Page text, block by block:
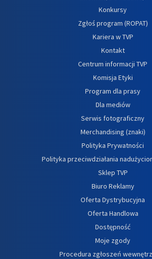
Konkursy
Zgłoś program (ROPAT)
Kariera w TVP
Kontakt
Centrum informacji TVP
Komisja Etyki
Program dla prasy
Dla mediów
Serwis fotograficzny
Merchandising (znaki)
Polityka Prywatności
Polityka przeciwdziałania
Sklep TVP
Biuro Reklamy
Oferta Dystrybucyjna
Oferta Handlowa
Dostępność
Moje zgody
Procedura zgłoszeń